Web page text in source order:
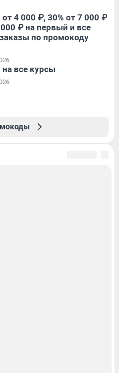
4 000 ₽, 30% от 7 000 ₽
000 ₽ на первый и все
по промокоду
все курсы